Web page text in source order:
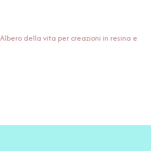
della vita per creazioni in resina e